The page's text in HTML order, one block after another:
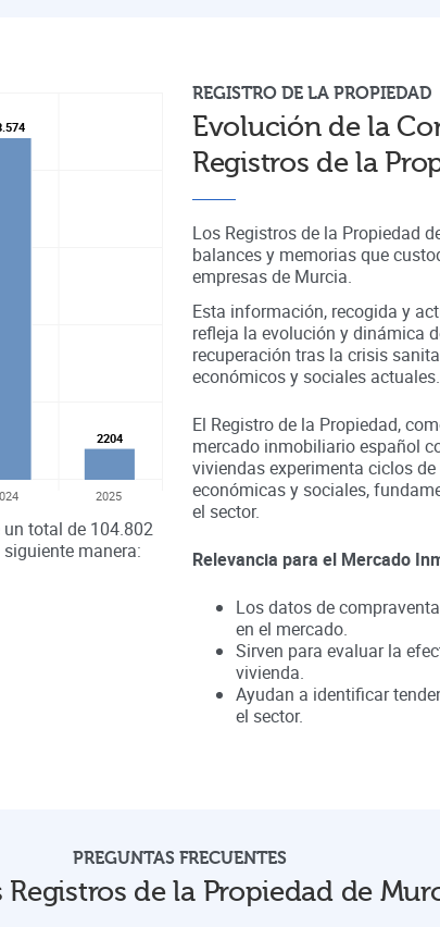
REGISTRO DE LA PROPIEDAD
Evolución de la
Registros de la
Los Registros de la Propiedad
balances y memorias que
empresas de Murcia.
Esta información, recogida y
refleja la evolución y dinámica
recuperación tras la crisis
económicos y sociales actuales.
El Registro de la Propiedad,
mercado inmobiliario español
viviendas experimenta ciclos
económicas y sociales,
el sector.
Relevancia para el Mercado
Los datos de
en el mercado.
Sirven para evaluar la
vivienda.
Ayudan a identificar
el sector.
2204
2204
2025
un total de 104.802
manera:
PREGUNTAS FRECUENTES
Registros de la Propiedad de